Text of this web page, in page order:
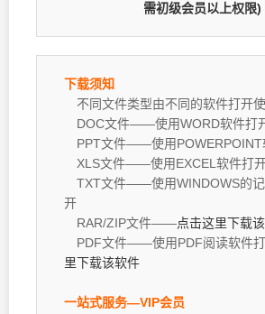
需初级会员以上权限)
下载须知
不同文件类型由不同的软件打开
DOC文件——使用WORD软件打
PPT文件——使用POWERPOINT
XLS文件——使用EXCEL软件打
TXT文件——使用WINDOWS的记
开
RAR/ZIP文件——点击这里下载
PDF文件——使用PDF阅读软件打
里下载该软件
一站式服务—VIP会员